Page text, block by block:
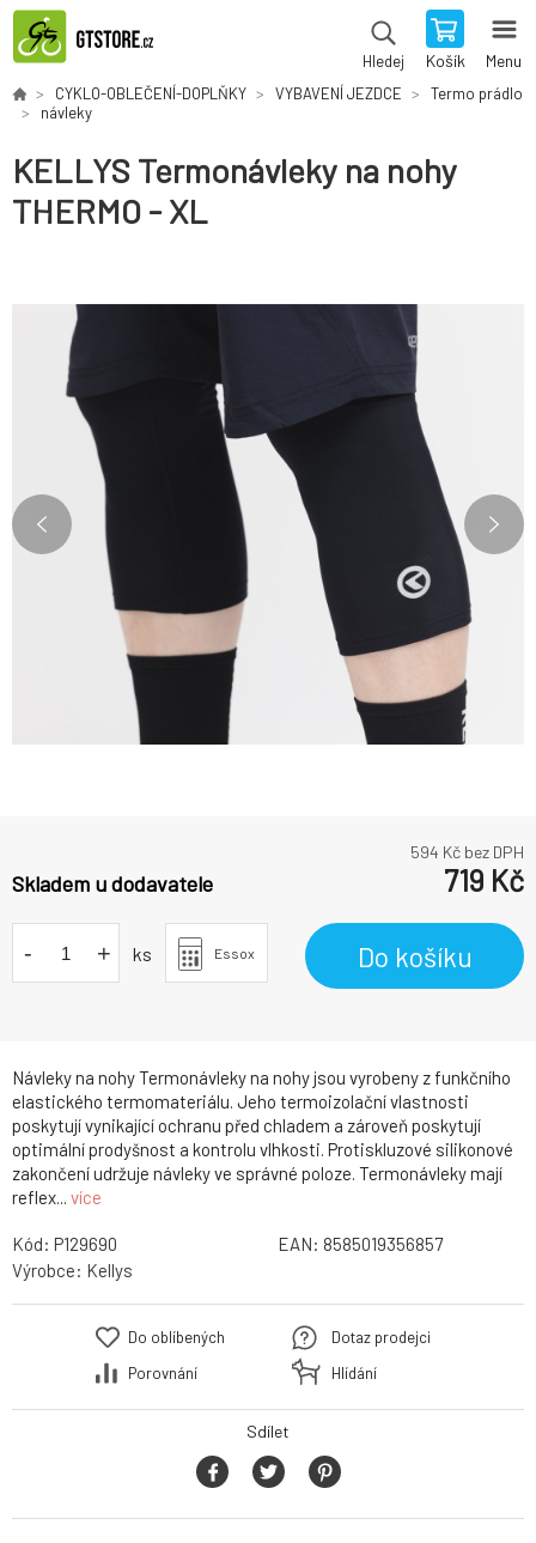
Hledej Košík Menu
CYKLO-OBLEČENÍ-DOPLŇKY VYBAVENÍ JEZDCE
Termo prádlo
návleky
KELLYS Termonávleky na nohy
THERMO - XL
Návleky na nohy Termonávleky na nohy jsou vyrobeny z funkčního
elastického termomateriálu. Jeho termoizolační vlastnosti
poskytují vynikající ochranu před chladem a zároveň poskytují
optimální prodyšnost a kontrolu vlhkosti. Protiskluzové silikonové
zakončení udržuje návleky ve správné poloze. Termonávleky mají
reflex... více
594 Kč bez DPH
Skladem u dodavatele 719 Kč
- + ks Essox Do košíku
Kód: P129690 EAN: 8585019356857
Výrobce: Kellys
Do oblíbených
Porovnání
Dotaz prodejci
Hlídání
Sdílet